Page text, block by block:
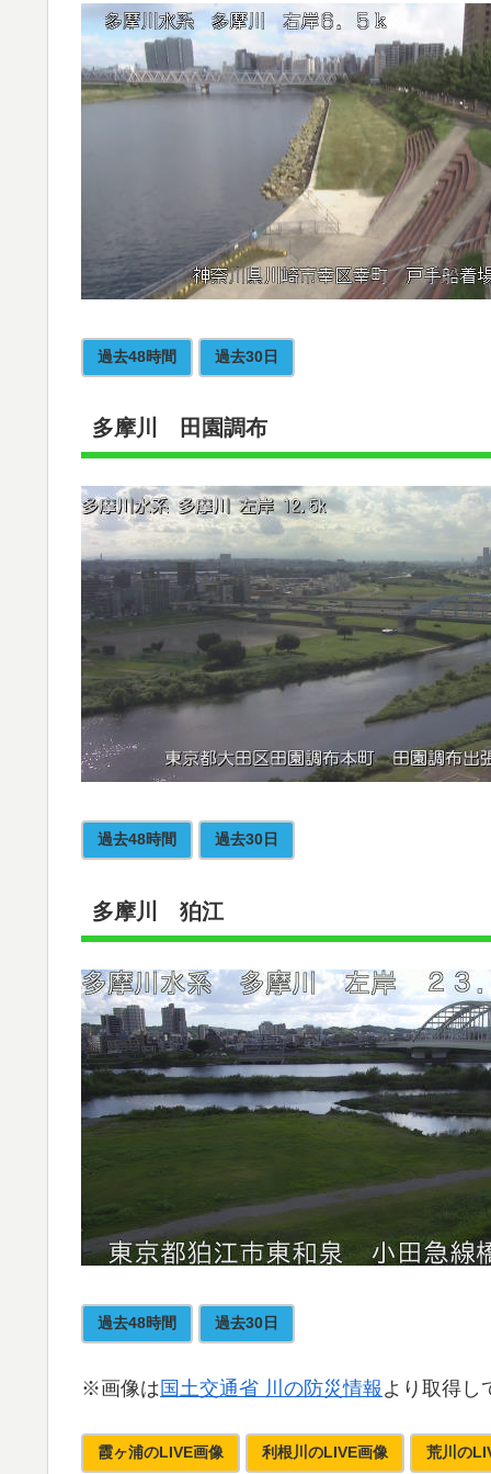
過去48時間 過去30日
多摩川 田園調布
過去48時間 過去30日
多摩川 狛江
過去48時間 過去30日
※画像は 国土交通省 川の防災情報 より取得し
霞ヶ浦のLIVE画像 利根川のLIVE画像 荒川の